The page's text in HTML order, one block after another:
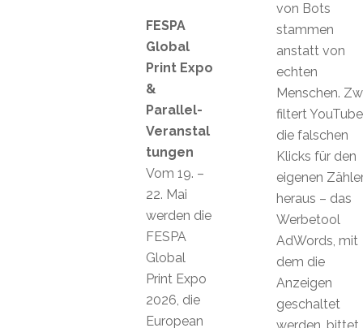
von Bots
stammen
anstatt von
echten
Menschen.
filtert YouTube
die falschen
Klicks für den
eigenen
heraus – das
Werbetool
AdWords, mit
dem die
Anzeigen
geschaltet
FESPA
Global
Print Expo
&
Parallel-
Veranstal
tungen
Vom 19. –
22. Mai
werden die
FESPA
Global
Print Expo
2026, die
European